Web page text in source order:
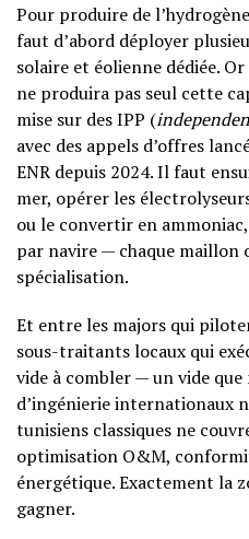
Pour produire de
faut d’abord déployer
solaire et éolienne dédiée.
ne produira pas seul cette
mise sur des IPP (
avec des appels d’offres
ENR depuis 2024. Il faut
mer, opérer les
ou le convertir en
par navire — chaque
spécialisation.
Et entre les majors qui
sous-traitants locaux qui
vide à combler — un vide
d’ingénierie internationaux
tunisiens classiques ne
optimisation O&M,
énergétique. Exactement la
gagner.